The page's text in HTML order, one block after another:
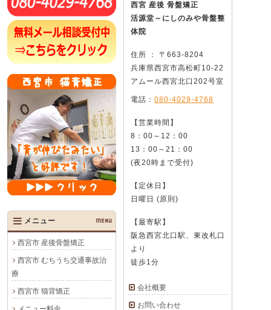
メニュー MENU
西宮市 産後骨盤矯正
西宮市 むちうち交通事故治
療
西宮市 猫背矯正
西宮 産後 骨盤矯正
活源堂～にしのみや骨盤整
体院
住所 ： 〒663-8204
兵庫県西宮市高松町10-22
アムール西宮北口202号室
電話： 080-4029-4768
【営業時間】
8：00～12：00
13：00～21：00
(夜20時まで受付)
【定休日】
日曜日 (原則)
【最寄駅】
阪急西宮北口駅、東改札口
より
徒歩1分
会社概要
お問い合わせ